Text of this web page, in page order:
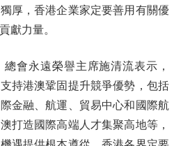
厚，香港企業家定要善用有關優
獻力量。
永遠榮譽主席施清流表示，
持港澳鞏固提升競爭優勢，包括
金融、航運、貿易中心和國際航
打造國際高端人才集聚高地等，